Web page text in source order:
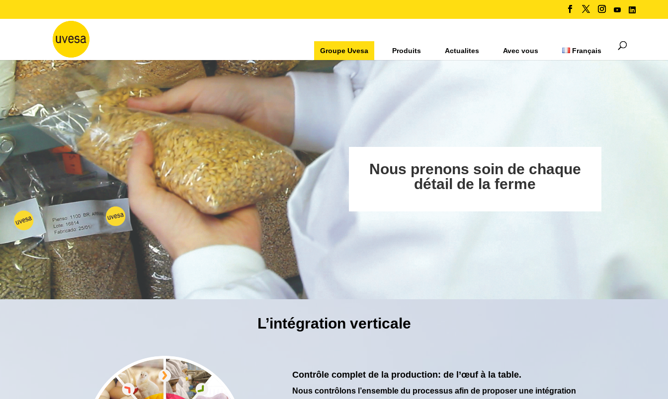
Groupe Uvesa Produits Actualites Avec vous Français
Nous prenons soin de chaque
détail de la ferme
L’intégration verticale
Contrôle complet de la production: de l’œuf à la table.
Nous contrôlons l’ensemble du processus afin de proposer une intégration